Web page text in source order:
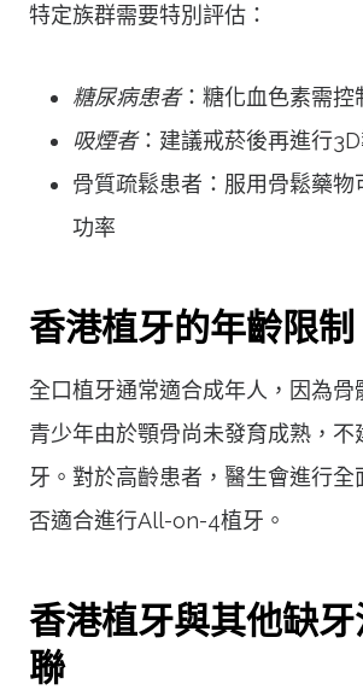
特定族群需要特別評估：
糖尿病患者：糖化血色素需控
吸煙者：建議戒菸後再進行
骨質疏鬆患者：服用骨鬆藥物
功率
香港植牙的年齡限制
全口植牙通常適合成年人，因為骨
青少年由於顎骨尚未發育成熟，不
牙。對於高齡患者，醫生會進行全
否適合進行All-on-4植牙。
香港植牙與其他缺牙
聯